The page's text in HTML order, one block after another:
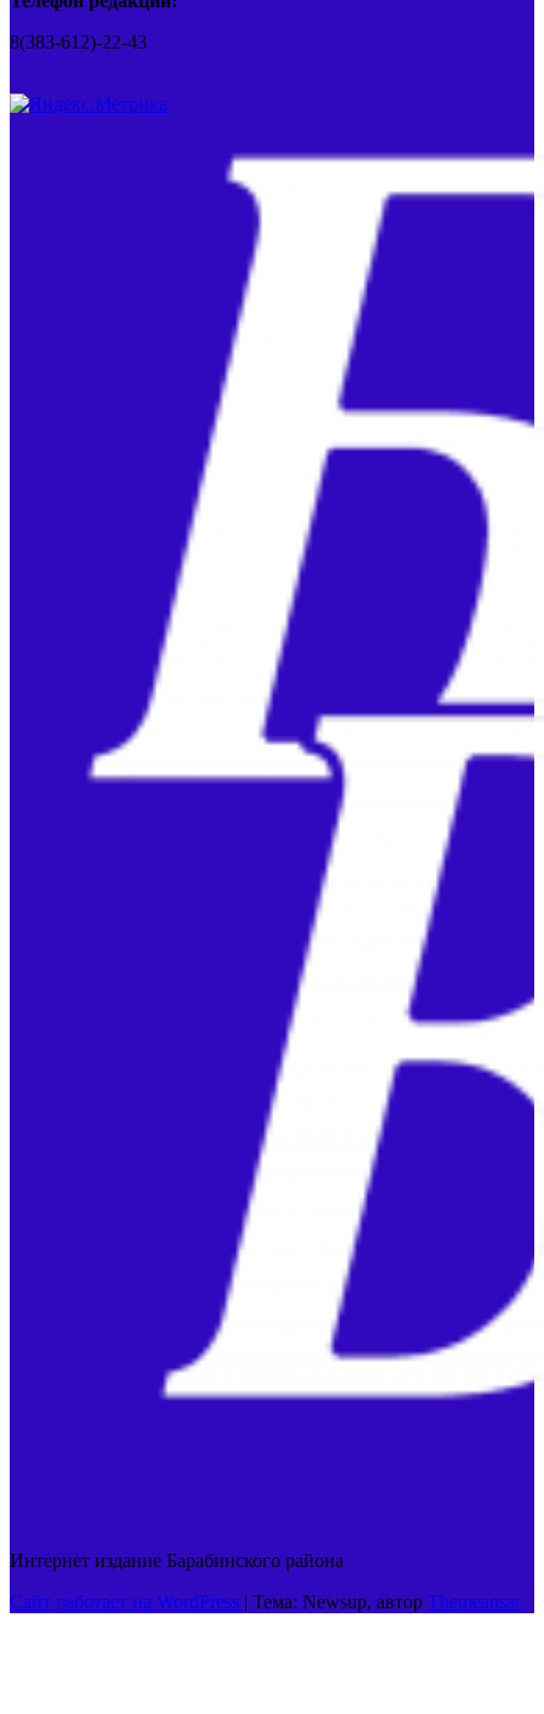
8(383-612)-22-43
Интернет издание Барабинского района
Сайт работает на WordPress | Тема: Newsup, автор Themeansar